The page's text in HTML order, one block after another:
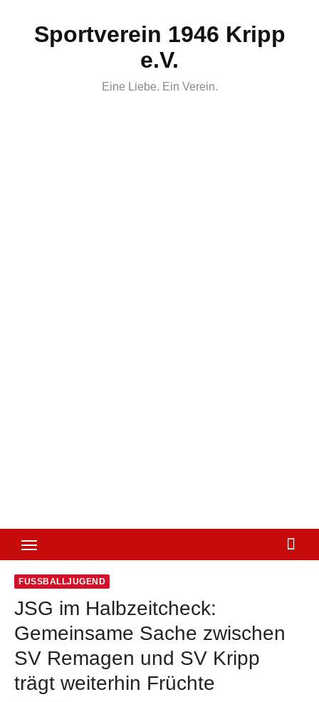
Sportverein 1946 Kripp
e.V.
Eine Liebe. Ein Verein.
FUSSBALLJUGEND
JSG im Halbzeitcheck:
Gemeinsame Sache zwischen
SV Remagen und SV Kripp
trägt weiterhin Früchte